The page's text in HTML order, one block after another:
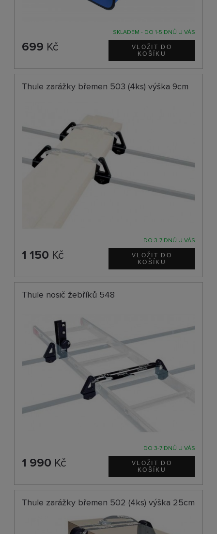
SKLADEM - DO 1-5 DNŮ U VÁS
699 Kč
Thule zarážky břemen 503 (4ks) výška 9cm
DO 3-7 DNŮ U VÁS
1 150 Kč
Thule nosič žebříků 548
DO 3-7 DNŮ U VÁS
1 990 Kč
Thule zarážky břemen 502 (4ks) výška 25cm